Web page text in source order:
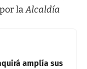
laAlcaldía
amplía sus